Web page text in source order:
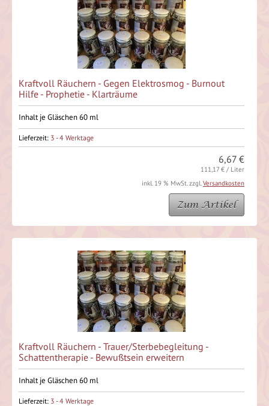
Kraftvoll Räuchern - Gegen Elektrosmog - Burnout
Hilfe - Prophetie - Klarträume
Inhalt je Gläschen 60 ml
Lieferzeit: 3 - 4 Werktage
6,67 €
111,17 € / Liter
inkl. 19 % MwSt. zzgl.Versandkosten
Zum Artikel
Kraftvoll Räuchern - Trauer/Sterbebegleitung -
Schattentherapie - Bewußtsein erweitern
Inhalt je Gläschen 60 ml
Lieferzeit: 3 - 4 Werktage